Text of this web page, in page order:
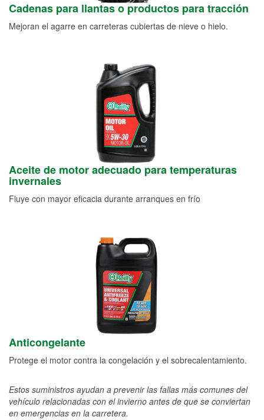
Cadenas para llantas o productos para tracción
Mejoran el agarre en carreteras cubiertas de nieve o hielo.
Aceite de motor adecuado para temperaturas
invernales
Fluye con mayor eficacia durante arranques en frío
Anticongelante
Protege el motor contra la congelación y el sobrecalentamiento.
Estos suministros ayudan a prevenir las fallas más comunes del
vehículo relacionadas con el invierno antes de que se conviertan
en emergencias en la carretera.